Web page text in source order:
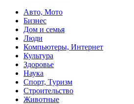
Авто, Мото
Бизнес
Дом и семья
Люди
Компьютеры, Интернет
Культура
Здоровье
Наука
Спорт, Туризм
Строительство
Животные